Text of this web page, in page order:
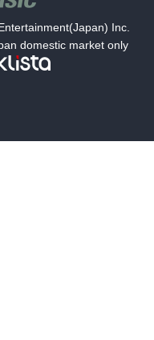
小説
Inc.
domestic market only